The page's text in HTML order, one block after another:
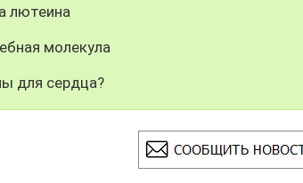
лютеина
молекула
для сердца?